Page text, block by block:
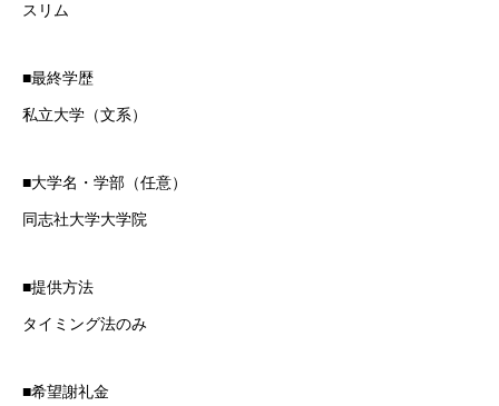
スリム
■最終学歴
私立大学（文系）
■大学名・学部（任意）
同志社大学大学院
■提供方法
タイミング法のみ
■希望謝礼金